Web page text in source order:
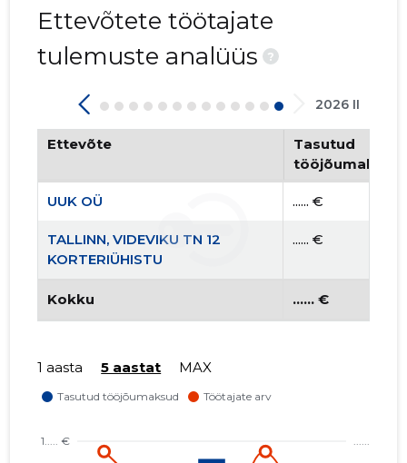
Ettevõtete töötajate
tulemuste analüüs
?
2026 II
Ettevõte
Tasutud
tööjõumaksud
UUK OÜ ...... €
TALLINN, VIDEVIKU TN 12
KORTERIÜHISTU
...... €
Kokku ...... €
1 aasta 5 aastat MAX